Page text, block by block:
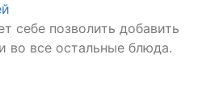
себе позволить добавить
во все остальные блюда.